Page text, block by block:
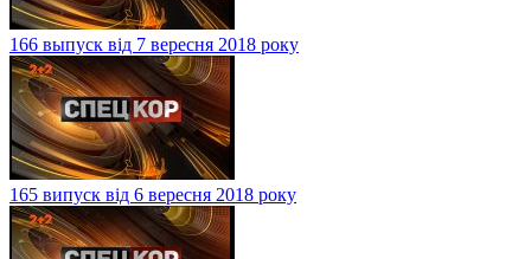
166 выпуск від 7 вересня 2018 року
165 випуск від 6 вересня 2018 року